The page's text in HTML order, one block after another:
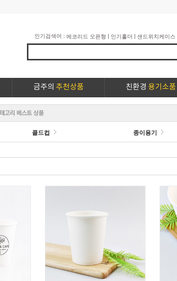
인기검색어 : 에코리드 오픈형 | 인기홀더 | 샌드위치케이스
금주의 추천상품 친환경 용기소품
콜드컵 종이용기